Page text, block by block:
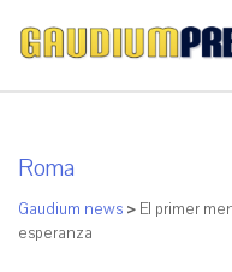
Roma
Gaudium news > El primer
esperanza